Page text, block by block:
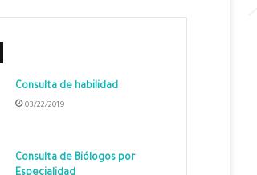
Consulta de habilidad
03/22/2019
Consulta de Biólogos por